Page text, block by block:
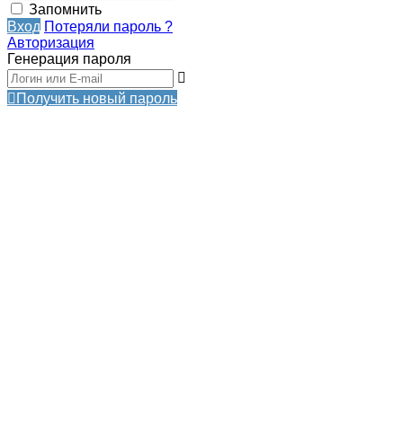
Запомнить
Вход Потеряли пароль ?
Авторизация
Генерация пароля
Получить новый пароль